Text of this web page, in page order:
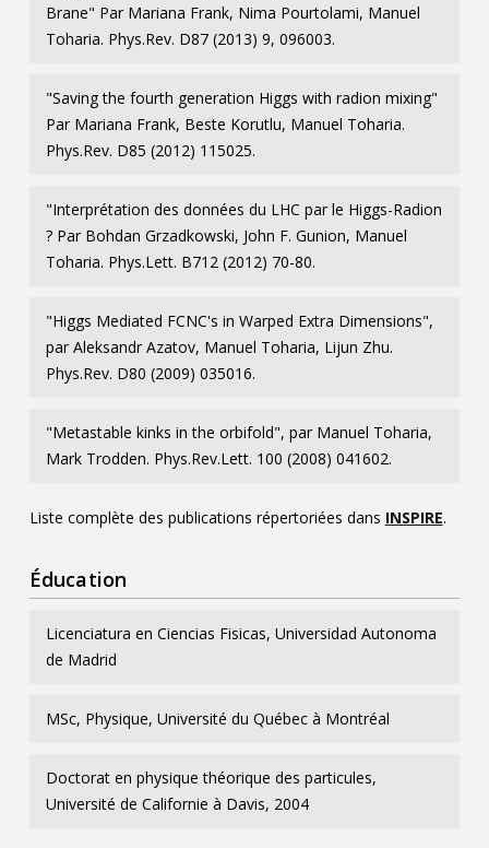
Brane" Par Mariana Frank, Nima Pourtolami, Manuel
Toharia. Phys.Rev. D87 (2013) 9, 096003.
"Saving the fourth generation Higgs with radion mixing"
Par Mariana Frank, Beste Korutlu, Manuel Toharia.
Phys.Rev. D85 (2012) 115025.
"Interprétation des données du LHC par le Higgs-Radion
? Par Bohdan Grzadkowski, John F. Gunion, Manuel
Toharia. Phys.Lett. B712 (2012) 70-80.
"Higgs Mediated FCNC's in Warped Extra Dimensions",
par Aleksandr Azatov, Manuel Toharia, Lijun Zhu.
Phys.Rev. D80 (2009) 035016.
"Metastable kinks in the orbifold", par Manuel Toharia,
Mark Trodden. Phys.Rev.Lett. 100 (2008) 041602.
Liste complète des publications répertoriées dans INSPIRE.
Éducation
Licenciatura en Ciencias Fisicas, Universidad Autonoma
de Madrid
MSc, Physique, Université du Québec à Montréal
Doctorat en physique théorique des particules,
Université de Californie à Davis, 2004